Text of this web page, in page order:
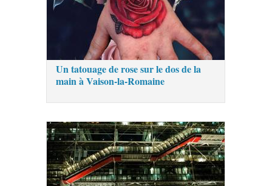
Un tatouage de rose sur le dos de la
main à Vaison-la-Romaine